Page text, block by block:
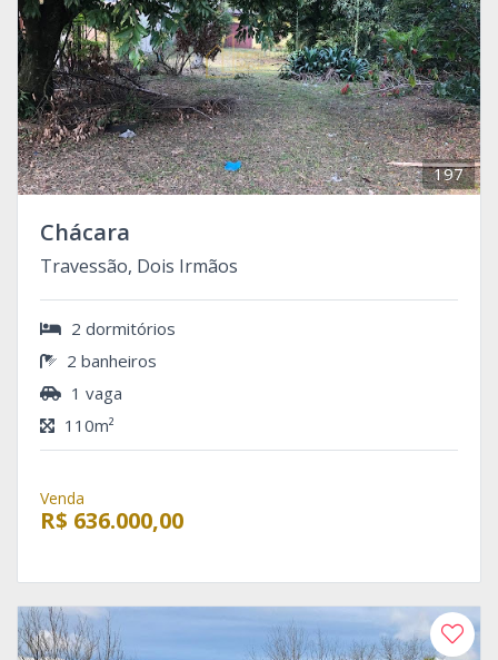
197
Chácara
Travessão, Dois Irmãos
2 dormitórios
2 banheiros
1 vaga
110m²
Venda
R$ 636.000,00